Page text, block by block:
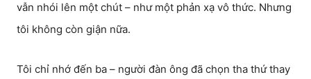
vẫn nhói lên một chút – như một phản xạ vô thức. Nhưng
tôi không còn giận nữa.
Tôi chỉ nhớ đến ba – người đàn ông đã chọn tha thứ thay